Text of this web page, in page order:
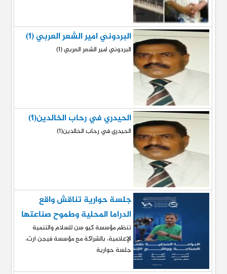
البردوني امير الشعر العربي (1)
البردوني امير الشعر العربي (1)
الحيدري في رحاب الخالدين(1)
الحيدري في رحاب الخالدين(1)
جلسة حوارية تناقش واقع
الدراما المحلية وطموح صناعتها
تنظم مؤسسة كيو سن للسلام والتنمية
الإعلامية، بالشراكة مع مؤسسة فيجن ارث،
جلسة حوارية